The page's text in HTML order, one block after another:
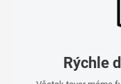
Rýchle